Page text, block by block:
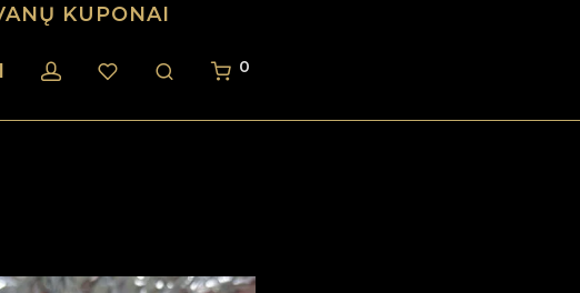
KUPONAI
0